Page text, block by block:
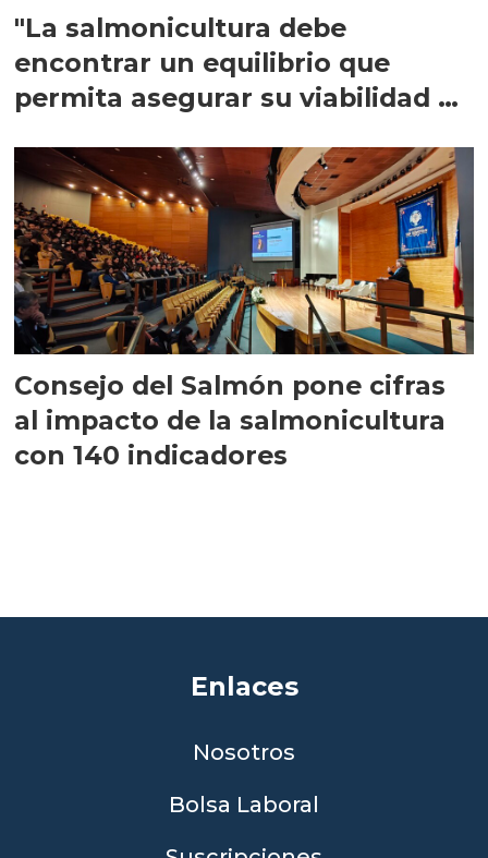
"La salmonicultura debe
encontrar un equilibrio que
permita asegurar su viabilidad de
Consejo del Salmón pone cifras
al impacto de la salmonicultura
con 140 indicadores
Enlaces
Nosotros
Bolsa Laboral